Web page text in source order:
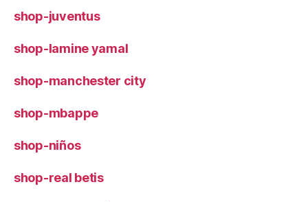
shop-juventus
shop-lamine yamal
shop-manchester city
shop-mbappe
shop-niños
shop-real betis